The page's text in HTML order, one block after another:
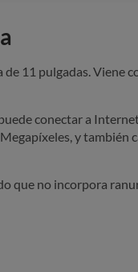
11 pulgadas. Viene
conectar a
y
que no incorpora